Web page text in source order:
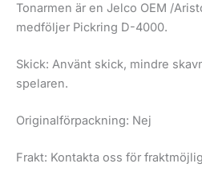
Tonarmen är en Jelco OEM /
medföljer Pickring D-4000.
Skick: Använt skick, mindre
spelaren.
Originalförpackning: Nej
Frakt: Kontakta oss för